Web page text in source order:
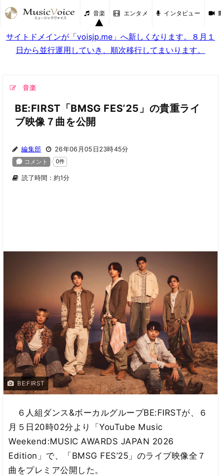
音楽 エンタメ インタビュー
サイトドメインが「voisjp.me」へ新しくなります。８月１
日から並行運用していき、順次移行してまいります。
音楽
BE:FIRST「BMSG FES’25」の貴重ライ
ブ映像７曲を公開
編集部 26年06月05日23時45分
読了時間：約1分
BE:FIRST
６人組ダンス&ボーカルグループBE:FIRSTが、６
月５日20時02分より「YouTube Music
Weekend:MUSIC AWARDS JAPAN 2026
Edition」で、「BMSG FES’25」のライブ映像全７
曲をプレミア公開した。